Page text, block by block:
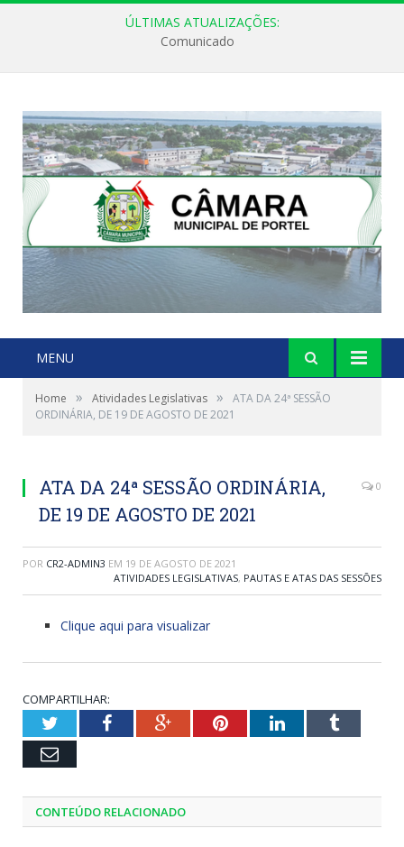
ÚLTIMAS ATUALIZAÇÕES:
Comunicado
MENU
Home » Atividades Legislativas »
ATA DA 24ª SESSÃO
ORDINÁRIA, DE 19 DE AGOSTO DE 2021
ATA DA 24ª SESSÃO ORDINÁRIA,
DE 19 DE AGOSTO DE 2021
0
POR CR2-ADMIN3 EM 19 DE AGOSTO DE 2021
ATIVIDADES LEGISLATIVAS, PAUTAS E ATAS DAS SESSÕES
Clique aqui para visualizar
COMPARTILHAR:
TwitterFacebookGoogle+PinterestLinkedInTumblr
Email
CONTEÚDO RELACIONADO